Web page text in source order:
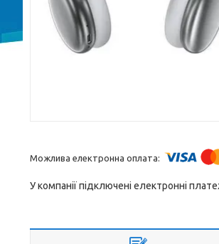
У компанії підключені електронні